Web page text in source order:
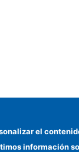
el
información